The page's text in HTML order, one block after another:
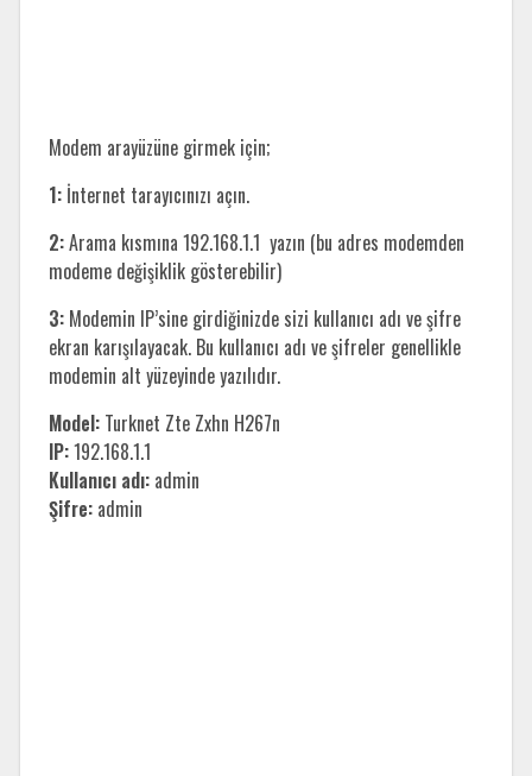
Modem arayüzüne girmek için;
1: İnternet tarayıcınızı açın.
2:Arama kısmına 192.168.1.1 yazın (bu adres modemden
modeme değişiklik gösterebilir)
3: Modemin IP’sine girdiğinizde sizi kullanıcı adı ve şifre
ekran karışılayacak. Bu kullanıcı adı ve şifreler genellikle
modemin alt yüzeyinde yazılıdır.
Model: Turknet Zte Zxhn H267n
IP:192.168.1.1
Kullanıcı adı: admin
Şifre: admin